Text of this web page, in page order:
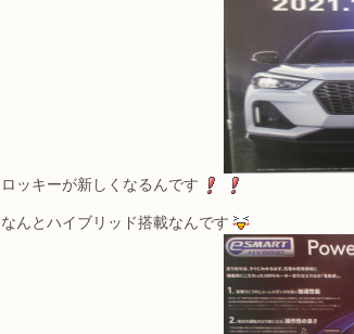
ロッキーが新しくなるんです
なんとハイブリッド搭載なんです